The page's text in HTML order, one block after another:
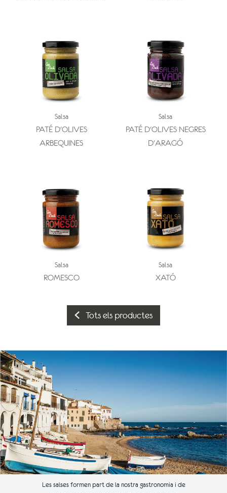
Salsa
PATÉ D'OLIVES
ARBEQUINES
Salsa
PATÉ D'OLIVES NEGRES
D'ARAGÓ
Salsa
ROMESCO
Salsa
XATÓ
Tots els productes
Les salses formen part de la nostra gastronomia i de